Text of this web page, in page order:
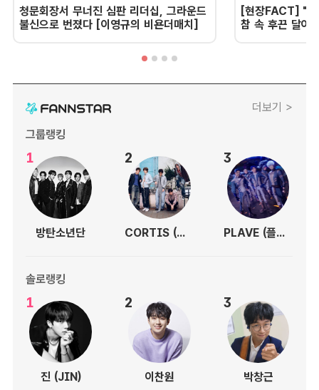
청문회장서 무너진 심판 리더십, 그라운드
불신으로 번졌다 [이영규의 비욘더매치]
[현장FACT] "한
참 속 후끈 달아
더보기 >
그룹랭킹
1
방탄소년단
2
CORTIS (코르티스)
3
PLAVE (플레이브)
솔로랭킹
1
진 (JIN)
2
이찬원
3
박창근